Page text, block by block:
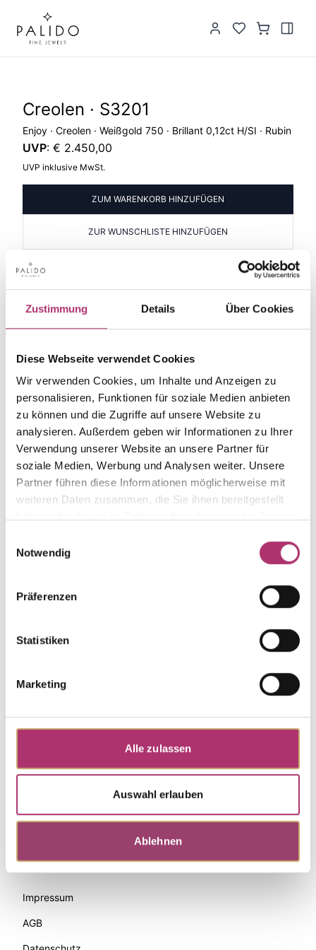
Zustimmung Details Über Cookies
Diese Webseite verwendet Cookies
Wir verwenden Cookies, um Inhalte und Anzeigen zu
personalisieren, Funktionen für soziale Medien anbieten
zu können und die Zugriffe auf unsere Website zu
analysieren. Außerdem geben wir Informationen zu Ihrer
Verwendung unserer Website an unsere Partner für
soziale Medien, Werbung und Analysen weiter. Unsere
Partner führen diese Informationen möglicherweise mit
weiteren Daten zusammen, die Sie ihnen bereitgestellt
Notwendig
Präferenzen
Statistiken
Marketing
Alle zulassen
Auswahl erlauben
Ablehnen
Creolen · S3201
Enjoy · Creolen · Weißgold 750 · Brillant 0,12ct H/SI · Rubin
UVP: € 2.450,00
UVP inklusive MwSt.
ZUM WARENKORB HINZUFÜGEN
ZUR WUNSCHLISTE HINZUFÜGEN
PRODUKTBESCHREIBUNG
Artikelgruppe
Creolen
Gold
-
1.41.1842.WG.750.052.0.0
EAN
9010595554100
Feingehalt
750
Farbe
Weißgold
Steinfarbe
rot
Steinart
Stein
Rubin
Größe
Alternativ
Zahlungsmethoden
Palido
Impressum
AGB